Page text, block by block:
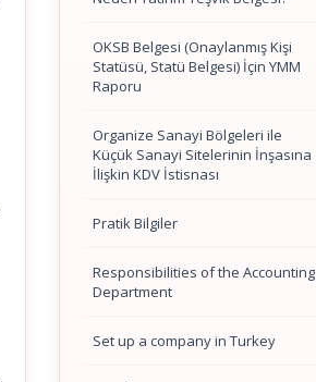
OKSB Belgesi (Onaylanmış Kişi
Statüsü, Statü Belgesi) İçin YMM
Raporu
Organize Sanayi Bölgeleri ile
Küçük Sanayi Sitelerinin İnşasına
İlişkin KDV İstisnası
Pratik Bilgiler
Responsibilities of the Accounting
Department
Set up a company in Turkey